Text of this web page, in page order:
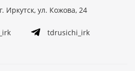
Иркутск, ул. Кожова, 24
tdrusichi_irk